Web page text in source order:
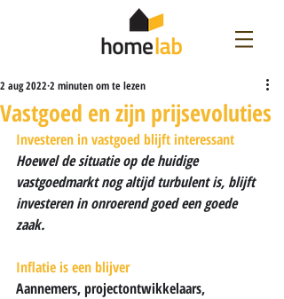
Vastgoed en zijn prijsevoluties
2 aug 2022 2 minuten om te lezen
Investeren in vastgoed blijft interessant
Hoewel de situatie op de huidige
vastgoedmarkt nog altijd turbulent is, blijft
investeren in onroerend goed een goede
zaak.
Inflatie is een blijver
Aannemers, projectontwikkelaars,